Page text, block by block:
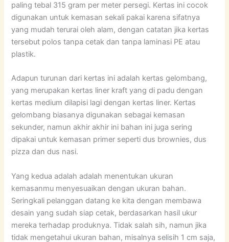
paling tebal 315 gram per meter persegi. Kertas ini cocok
digunakan untuk kemasan sekali pakai karena sifatnya
yang mudah terurai oleh alam, dengan catatan jika kertas
tersebut polos tanpa cetak dan tanpa laminasi PE atau
plastik.
Adapun turunan dari kertas ini adalah kertas gelombang,
yang merupakan kertas liner kraft yang di padu dengan
kertas medium dilapisi lagi dengan kertas liner. Kertas
gelombang biasanya digunakan sebagai kemasan
sekunder, namun akhir akhir ini bahan ini juga sering
dipakai untuk kemasan primer seperti dus brownies, dus
pizza dan dus nasi.
Yang kedua adalah adalah menentukan ukuran
kemasanmu menyesuaikan dengan ukuran bahan.
Seringkali pelanggan datang ke kita dengan membawa
desain yang sudah siap cetak, berdasarkan hasil ukur
mereka terhadap produknya. Tidak salah sih, namun jika
tidak mengetahui ukuran bahan, misalnya selisih 1 cm saja,